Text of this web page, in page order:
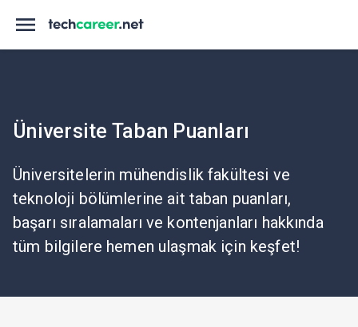
Üniversite Taban Puanları
Üniversitelerin mühendislik fakültesi ve
teknoloji bölümlerine ait taban puanları,
başarı sıralamaları ve kontenjanları hakkında
tüm bilgilere hemen ulaşmak için keşfet!